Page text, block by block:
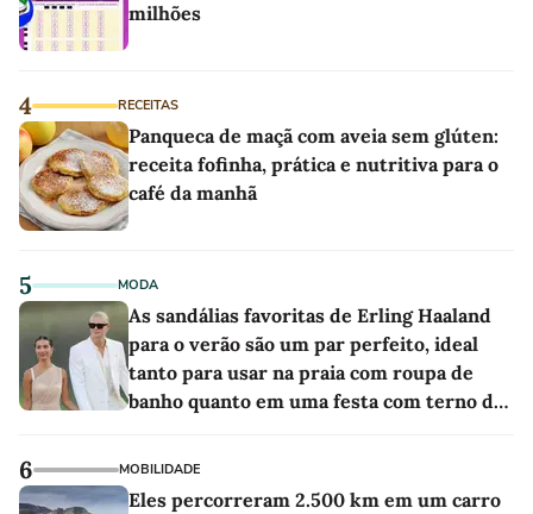
milhões
4 RECEITAS
Panqueca de maçã com aveia sem glúten:
receita fofinha, prática e nutritiva para o
café da manhã
5 MODA
As sandálias favoritas de Erling Haaland
para o verão são um par perfeito, ideal
tanto para usar na praia com roupa de
banho quanto em uma festa com terno de
6 MOBILIDADE
Eles percorreram 2.500 km em um carro